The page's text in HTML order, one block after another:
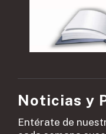
Noticias y
Entérate de